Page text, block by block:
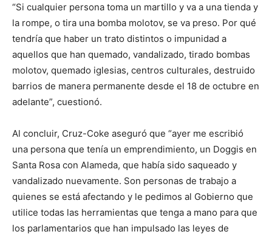
“Si cualquier persona toma un martillo y va a una tienda y
la rompe, o tira una bomba molotov, se va preso. Por qué
tendría que haber un trato distintos o impunidad a
aquellos que han quemado, vandalizado, tirado bombas
molotov, quemado iglesias, centros culturales, destruido
barrios de manera permanente desde el 18 de octubre en
adelante”, cuestionó.
Al concluir, Cruz-Coke aseguró que “ayer me escribió
una persona que tenía un emprendimiento, un Doggis en
Santa Rosa con Alameda, que había sido saqueado y
vandalizado nuevamente. Son personas de trabajo a
quienes se está afectando y le pedimos al Gobierno que
utilice todas las herramientas que tenga a mano para que
los parlamentarios que han impulsado las leyes de